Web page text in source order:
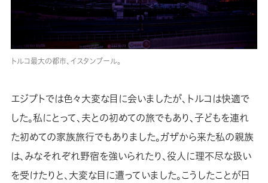
トルコ最大の都市、イスタンブール。
エジプトでは色々大変な目に会いましたが、トルコは快適で
した。私にとって、夫との初めての旅でもあり、子どもを連れ
た初めての家族旅行でもありました。ガザから来た私の親族
は、みなそれぞれ野宿を強いられたり、役人に理不尽な扱い
を受けたりと、大変な目に遭っていました。こうしたことが日